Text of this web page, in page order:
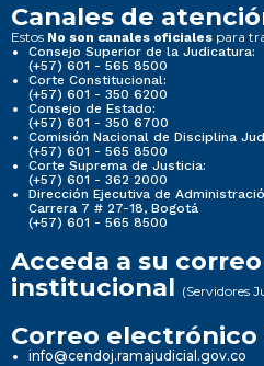
Canales de
Estos No son canales oficiales para
Consejo Superior de la Judicatura:
(+57) 601 - 565 8500
Corte Constitucional:
(+57) 601 - 350 6200
Consejo de Estado:
(+57) 601 - 350 6700
Comisión Nacional de Disciplina
(+57) 601 - 565 8500
Corte Suprema de Justicia:
(+57) 601 - 362 2000
Dirección Ejecutiva de
Carrera 7 # 27-18, Bogotá
(+57) 601 - 565 8500
Acceda a su
institucional (Servidores
Correo
info@cendoj.ramajudicial.gov.co